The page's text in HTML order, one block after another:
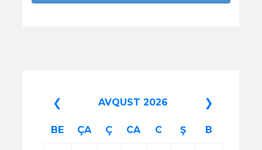
❮ AVQUST 2026 ❯
BE ÇA Ç CA C Ş B